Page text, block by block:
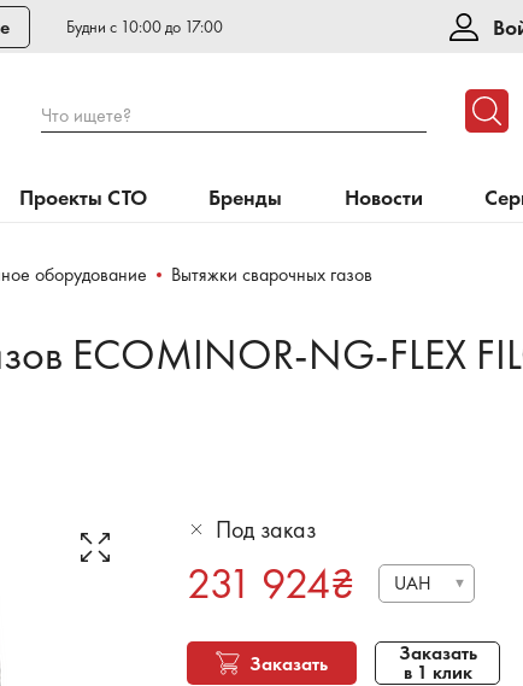
Будни с 10:00 до 17:00
Что ищете?
Проекты СТО Бренды Новости
оборудование Вытяжки сварочных газов
ECOMINOR-NG-FLEX
Под заказ
231 924₴ UAH
Заказать Заказать
в 1 клик